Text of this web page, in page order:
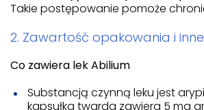
Takie postępowanie pomoże
2. Zawartość opakowania i
Co zawiera lek Abilium
Substancją czynną leku jest
kapsułka twarda zawiera 5 mg